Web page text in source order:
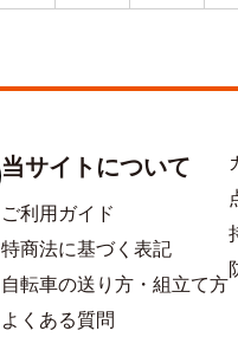
当サイトについて
ご利用ガイド
特商法に基づく表記
自転車の送り方・組立て方
よくある質問